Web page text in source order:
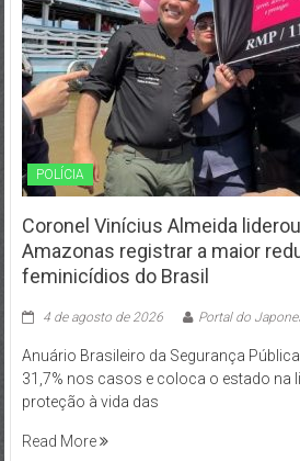
POLÍCIA
Coronel Vinícius Almeida
Amazonas registrar a maior
feminicídios do Brasil
4 de agosto de 2026 Portal do
Anuário Brasileiro da Segurança
31,7% nos casos e coloca o estado na
proteção à vida das
Read More